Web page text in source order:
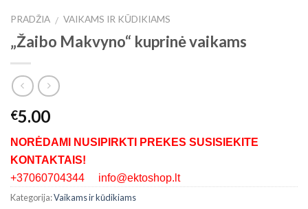
PRADŽIA / VAIKAMS IR KŪDIKIAMS
„Žaibo Makvyno“ kuprinė vaikams
€5.00
NORĖDAMI NUSIPIRKTI PREKES SUSISIEKITE
KONTAKTAIS!
+37060704344 info@ektoshop.lt
Kategorija:Vaikams ir kūdikiams